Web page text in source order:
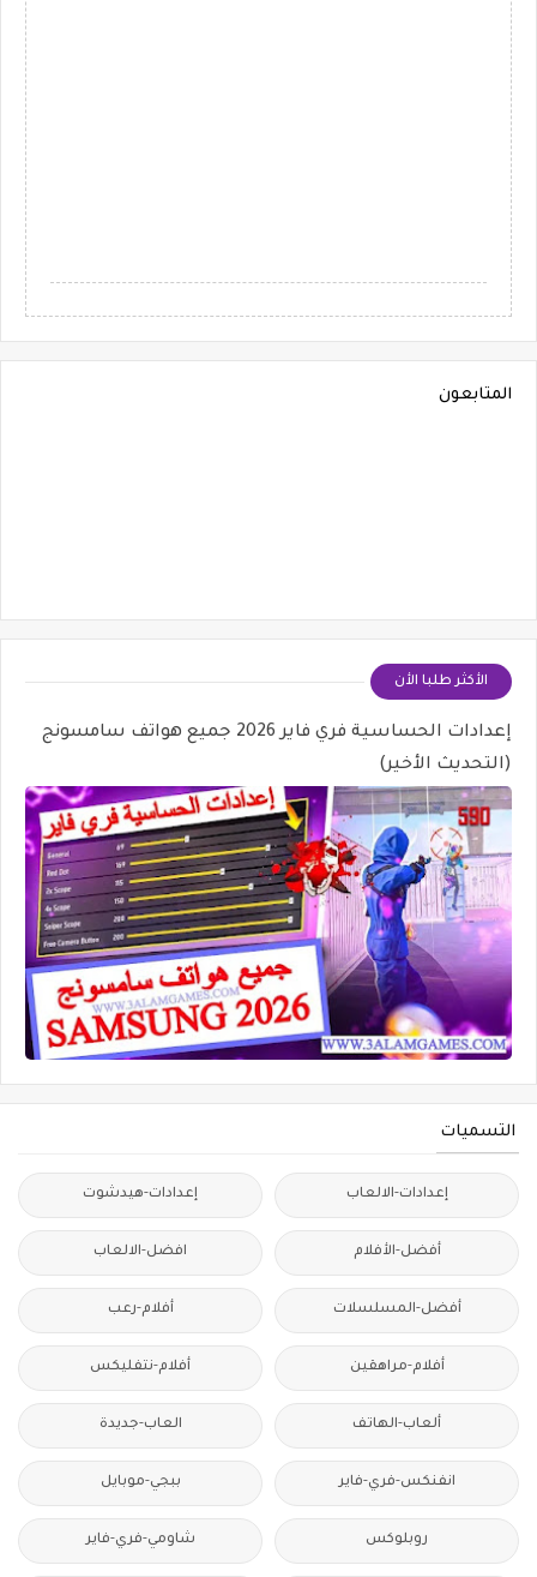
المتابعون
الأكثر طلبا الأن
إعدادات الحساسية فري فاير 2026 جميع هواتف سامسونج
(التحديث الأخير)
التسميات
إعدادات-الالعاب إعدادات-هيدشوت
أفضل-الأفلام افضل-الالعاب
أفضل-المسلسلات أفلام-رعب
أفلام-مراهقين أفلام-نتفليكس
ألعاب-الهاتف العاب-جديدة
انفنكس-فري-فاير ببجي-موبايل
روبلوكس شاومي-فري-فاير